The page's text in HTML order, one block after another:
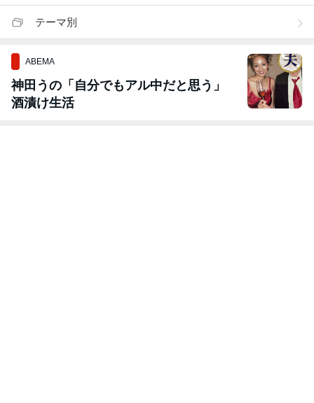
テーマ別
ABEMA
神田うの「自分でもアル中だと思う」
酒漬け生活